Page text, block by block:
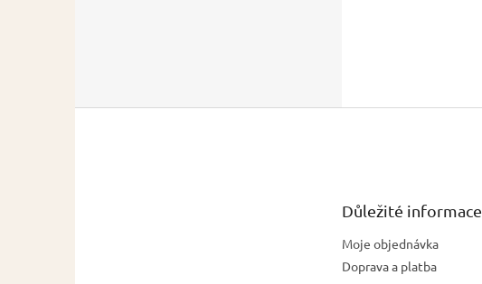
Důležité informace
Moje objednávka
Doprava a platba